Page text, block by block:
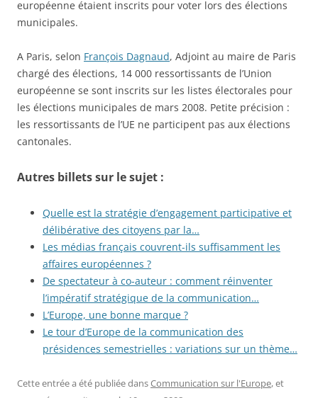
européenne étaient inscrits pour voter lors des élections
municipales.
A Paris, selon François Dagnaud, Adjoint au maire de Paris
chargé des élections, 14 000 ressortissants de l’Union
européenne se sont inscrits sur les listes électorales pour
les élections municipales de mars 2008. Petite précision :
les ressortissants de l’UE ne participent pas aux élections
cantonales.
Autres billets sur le sujet :
Quelle est la stratégie d’engagement participative et
délibérative des citoyens par la…
Les médias français couvrent-ils suffisamment les
affaires européennes ?
De spectateur à co-auteur : comment réinventer
l’impératif stratégique de la communication…
L’Europe, une bonne marque ?
Le tour d’Europe de la communication des
présidences semestrielles : variations sur un thème…
Cette entrée a été publiée dansCommunication sur l'Europe, et